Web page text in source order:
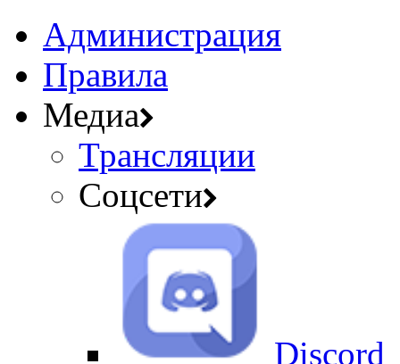
Администрация
Правила
Медиа
Трансляции
Соцсети
Discord